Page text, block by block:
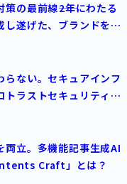
の最前線――2年にわたる
し遂げた、ブランドを守
らない。セキュアインフ
トラストセキュリティの
両立。多機能記事生成AI
Craft」とは？